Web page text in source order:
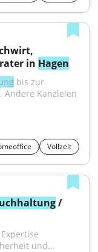
in Hagen
bis zur
Andere Kanzleien
Vollzeit
/
und...